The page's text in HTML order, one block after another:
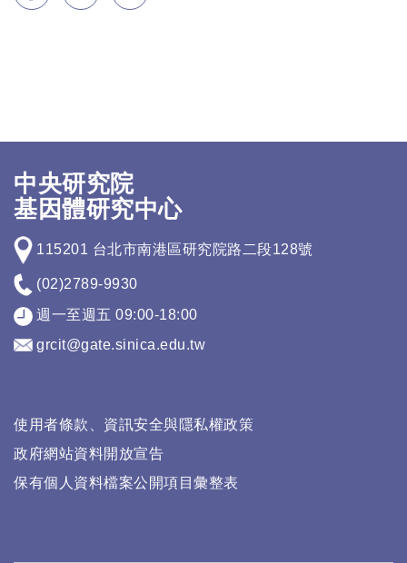
中央研究院
基因體研究中心
115201 台北市南港區研究院路二段128號
(02)2789-9930
週一至週五 09:00-18:00
grcit@gate.sinica.edu.tw
使用者條款、資訊安全與隱私權政策
政府網站資料開放宣告
保有個人資料檔案公開項目彙整表